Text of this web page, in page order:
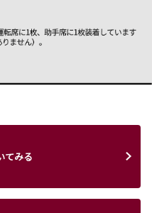
てみる